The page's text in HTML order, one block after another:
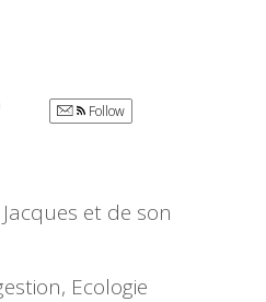
Follow
et de son
, Ecologie